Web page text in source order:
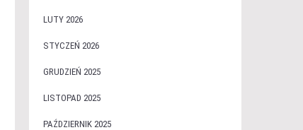
LUTY 2026
STYCZEŃ 2026
GRUDZIEŃ 2025
LISTOPAD 2025
PAŹDZIERNIK 2025